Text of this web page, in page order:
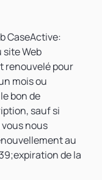
CaseActive:
Web
renouvelé pour
mois ou
bon de
sauf si
nous
au
de la